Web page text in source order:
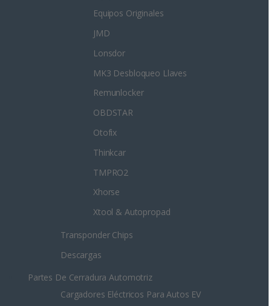
Equipos Originales
JMD
Lonsdor
MK3 Desbloqueo Llaves
Remunlocker
OBDSTAR
Otofix
Thinkcar
TMPRO2
Xhorse
Xtool & Autopropad
Transponder Chips
Descargas
Partes De Cerradura Automotriz
Cargadores Eléctricos Para Autos EV